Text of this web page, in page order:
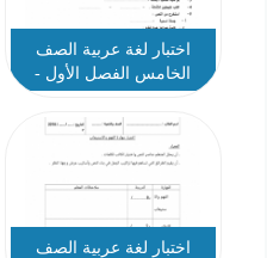
اختبار لغة عربية الصف
الخامس الفصل الأول -
اختبار لغة عربية الصف